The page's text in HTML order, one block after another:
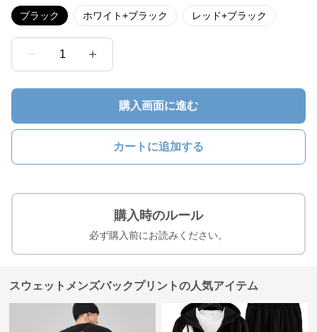
ブラック ホワイト+ブラック レッド+ブラック
1
購入画面に進む
カートに追加する
購入時のルール
必ず購入前にお読みください。
スウェットメンズバックプリントの人気アイテム